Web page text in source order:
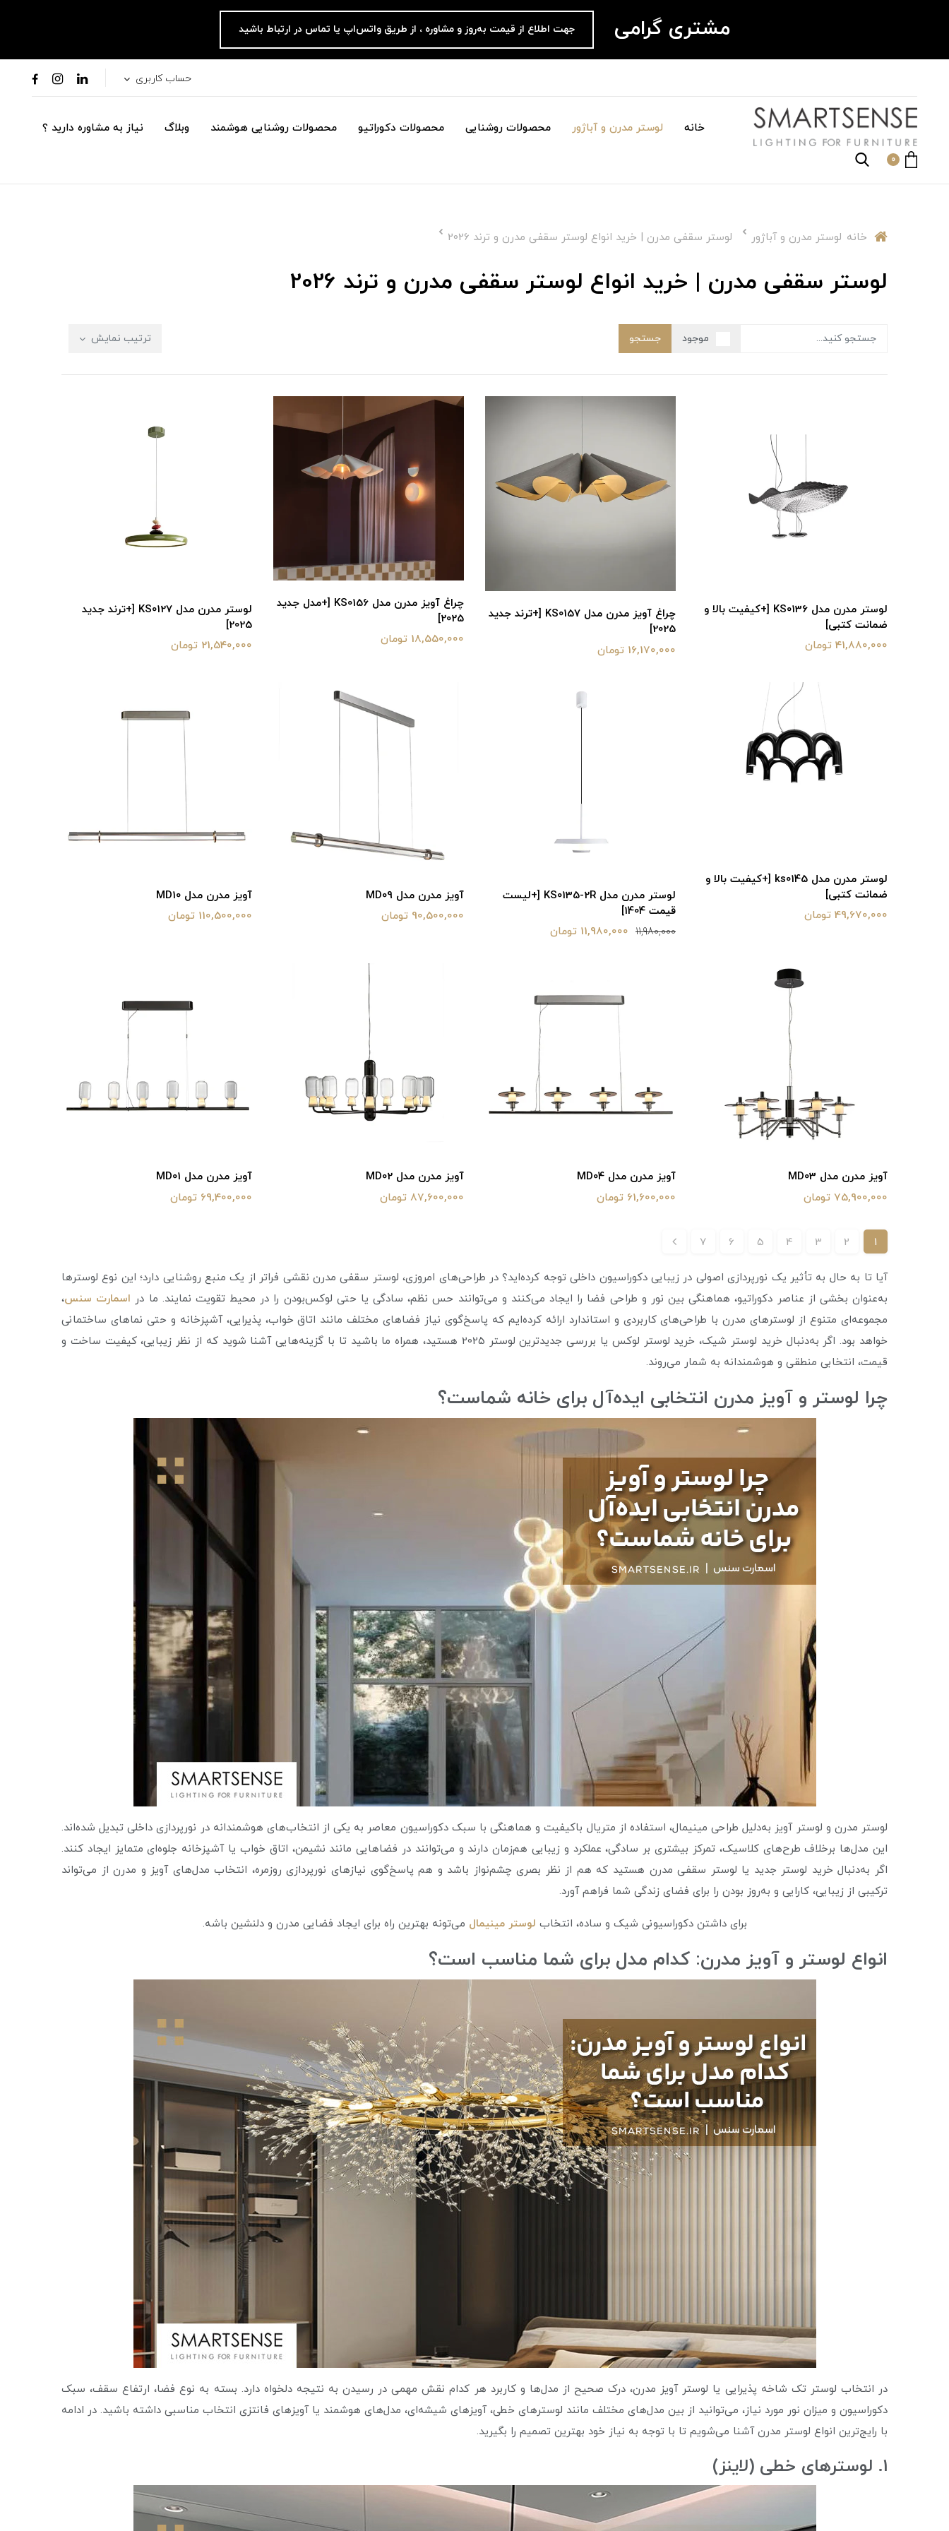
مشتری گرامی جهت اطلاع از قیمت به‌روز و مشاوره ، از طریق واتس‌اپ یا تماس در ارتباط باشید
حساب کاربری
خانه لوستر مدرن و آباژور محصولات روشنایی محصولات دکوراتیو محصولات روشنایی هوشمند وبلاگ نیاز به مشاوره دارید ؟
0
خانه لوستر مدرن و آباژور لوستر سقفی مدرن | خرید انواع لوستر سقفی مدرن و ترند 2026
لوستر سقفی مدرن | خرید انواع لوستر سقفی مدرن و ترند 2026
موجود جستجو ترتیب نمایش
لوستر مدرن مدل KS0136 [+کیفیت بالا و
ضمانت کتبی]
41,880,000 تومان
چراغ آویز مدرن مدل KS0157 [+ترند جدید
2025]
16,170,000 تومان
چراغ آویز مدرن مدل KS0156 [+مدل جدید
2025]
18,550,000 تومان
لوستر مدرن مدل KS0127 [+ترند جدید
2025]
21,540,000 تومان
لوستر مدرن مدل ks0145 [+کیفیت بالا و
ضمانت کتبی]
49,670,000 تومان
لوستر مدرن مدل KS0135-2R [+لیست
قیمت 1404]
11,980,000 11,980,000 تومان
آویز مدرن مدل MD09
90,500,000 تومان
آویز مدرن مدل MD10
110,500,000 تومان
آویز مدرن مدل MD03
75,900,000 تومان
آویز مدرن مدل MD04
61,600,000 تومان
آویز مدرن مدل MD02
87,600,000 تومان
آویز مدرن مدل MD01
69,400,000 تومان
1
2
3
4
5
6
7
آیا تا به حال به تأثیر یک نورپردازی اصولی در زیبایی دکوراسیون داخلی توجه کرده‌اید؟ در طراحی‌های امروزی، لوستر سقفی مدرن نقشی فراتر از یک منبع روشنایی دارد؛ این نوع لوسترها
به‌عنوان بخشی از عناصر دکوراتیو، هماهنگی بین نور و طراحی فضا را ایجاد می‌کنند و می‌توانند حس نظم، سادگی یا حتی لوکس‌بودن را در محیط تقویت نمایند. ما در اسمارت سنس،
مجموعه‌ای متنوع از لوسترهای مدرن با طراحی‌های کاربردی و استاندارد ارائه کرده‌ایم که پاسخ‌گوی نیاز فضاهای مختلف مانند اتاق خواب، پذیرایی، آشپزخانه و حتی نماهای ساختمانی
خواهد بود. اگر به‌دنبال خرید لوستر شیک، خرید لوستر لوکس یا بررسی جدیدترین لوستر 2025 هستید، همراه ما باشید تا با گزینه‌هایی آشنا شوید که از نظر زیبایی، کیفیت ساخت و
قیمت، انتخابی منطقی و هوشمندانه به شمار می‌روند.
چرا لوستر و آویز مدرن انتخابی ایده‌آل برای خانه شماست؟
لوستر مدرن و لوستر آویز به‌دلیل طراحی مینیمال، استفاده از متریال باکیفیت و هماهنگی با سبک دکوراسیون معاصر به یکی از انتخاب‌های هوشمندانه در نورپردازی داخلی تبدیل شده‌اند.
این مدل‌ها برخلاف طرح‌های کلاسیک، تمرکز بیشتری بر سادگی، عملکرد و زیبایی هم‌زمان دارند و می‌توانند در فضاهایی مانند نشیمن، اتاق خواب یا آشپزخانه جلوه‌ای متمایز ایجاد کنند.
اگر به‌دنبال خرید لوستر جدید یا لوستر سقفی مدرن هستید که هم از نظر بصری چشم‌نواز باشد و هم پاسخ‌گوی نیازهای نورپردازی روزمره، انتخاب مدل‌های آویز و مدرن از می‌تواند
ترکیبی از زیبایی، کارایی و به‌روز بودن را برای فضای زندگی شما فراهم آورد.
برای داشتن دکوراسیونی شیک و ساده، انتخاب لوستر مینیمال می‌تونه بهترین راه برای ایجاد فضایی مدرن و دلنشین باشه.
انواع لوستر و آویز مدرن: کدام مدل برای شما مناسب است؟
در انتخاب لوستر تک شاخه پذیرایی یا لوستر آویز مدرن، درک صحیح از مدل‌ها و کاربرد هر کدام نقش مهمی در رسیدن به نتیجه دلخواه دارد. بسته به نوع فضا، ارتفاع سقف، سبک
دکوراسیون و میزان نور مورد نیاز، می‌توانید از بین مدل‌های مختلف مانند لوسترهای خطی، آویزهای شیشه‌ای، مدل‌های هوشمند یا آویزهای فانتزی انتخاب مناسبی داشته باشید. در ادامه
با رایج‌ترین انواع لوستر مدرن آشنا می‌شویم تا با توجه به نیاز خود بهترین تصمیم را بگیرید.
1. لوسترهای خطی (لاینز)